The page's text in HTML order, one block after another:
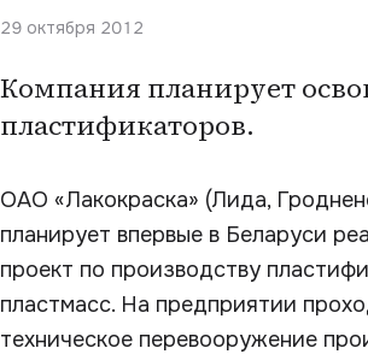
29 октября 2012
Компания планирует
пластификаторов.
ОАО «Лакокраска» (Лида,
планирует впервые в Беларуси
проект по производству
пластмасс. На предприятии
техническое перевооружение